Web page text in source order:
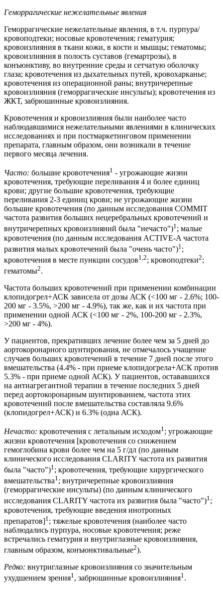
Геморрагические нежелательные явления
Геморрагические нежелательные явления, в т.ч. пурпура/
кровоподтеки; носовые кровотечения; гематурия;
кровоизлияния в ткани кожи, в кости и мышцы; гематомы;
кровоизлияния в полость суставов (гемартрозы), в
конъюнктиву, во внутренние среды и сетчатую оболочку
глаза; кровотечения из дыхательных путей, кровохарканье;
кровотечения из операционной раны; внутричерепные
кровоизлияния (геморрагические инсульты); кровотечения из
ЖКТ, забрюшинные кровоизлияния.
Кровотечения и кровоизлияния были наиболее часто
наблюдавшимися нежелательными явлениями в клинических
исследованиях и при постмаркетинговом применении
препарата, главным образом, они возникали в течение
первого месяца лечения.
Часто: большие кровотечения1 - угрожающие жизни
кровотечения, требующие переливания 4 и более единиц
крови; другие большие кровотечения, требующие
переливания 2-3 единиц крови; не угрожающие жизни
большие кровотечения (по данным исследования COMMIT
частота развития больших нецеребральных кровотечений и
внутричерепных кровоизлияний была "нечасто")1; малые
кровотечения (по данным исследования ACTIVE-A частота
развития малых кровотечений была "очень часто")1 ;
кровотечения в месте пункции сосудов1,2; кровоподтеки2;
гематомы2.
Частота больших кровотечений при применении комбинации
клопидогрел+АСК зависела от дозы АСК (<100 мг - 2.6%; 100-
200 мг - 3.5%, >200 мг - 4.9%), так же, как и их частота при
применении одной АСК (<100 мг - 2%, 100-200 мг - 2.3%,
>200 мг - 4%).
У пациентов, прекративших лечение более чем за 5 дней до
аортокоронарного шунтирования, не отмечалось учащение
случаев больших кровотечений в течение 7 дней после этого
вмешательства (4.4% - при приеме клопидогрела+АСК против
5.3% - при приеме одной АСК). У пациентов, остававшихся
на антиагрегантной терапии в течение последних 5 дней
перед аортокоронарным шунтированием, частота этих
кровотечений после вмешательства составляла 9.6%
(клопидогрел+АСК) и 6.3% (одна АСК).
Нечасто: кровотечения с летальным исходом1; угрожающие
жизни кровотечения [кровотечения со снижением
гемоглобина крови более чем на 5 г/дл (по данным
клинического исследования CLARITY частота их развития
была "часто")1 ; кровотечения, требующие хирургического
вмешательства1; внутричерепные кровоизлияния
(геморрагические инсульты) (по данным клинического
исследования CLARITY частота их развития была "часто")1;
кровотечения, требующие введения инотропных
препаратов]1 ; тяжелые кровотечения (наиболее часто
наблюдались пурпура, носовые кровотечения; реже
встречались гематурия и внутриглазные кровоизлияния,
главным образом, конъюнктивальные2).
Редко: внутриглазные кровоизлияния со значительным
ухудшением зрения1, забрюшинные кровоизлияния1.